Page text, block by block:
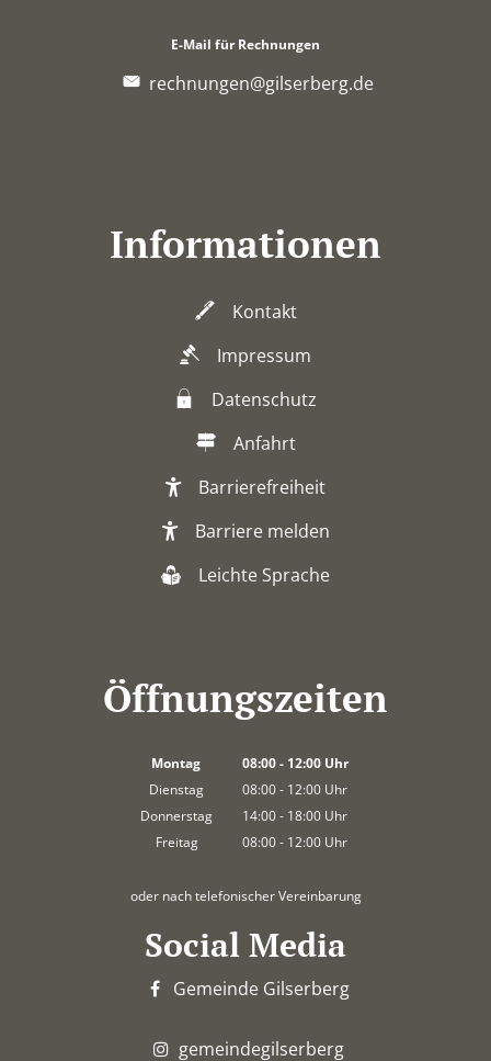
E-Mail für Rechnungen
rechnungen@gilserberg.de
Informationen
Kontakt
Impressum
Datenschutz
Anfahrt
Barrierefreiheit
Barriere melden
Leichte Sprache
Öffnungszeiten
Montag 08:00- 12:00Uhr
Von 08:00 bis 12:00 Uhr
Dienstag 08:00- 12:00 Uhr
Von 08:00 bis 12:00 Uhr
Donnerstag 14:00- 18:00 Uhr
Von 14:00 bis 18:00 Uhr
Freitag 08:00- 12:00 Uhr
oder nach telefonischer Vereinbarung
Social Media
Gemeinde Gilserberg
gemeindegilserberg